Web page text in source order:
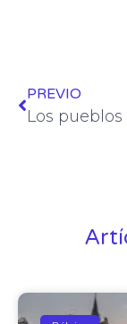
PREVIO